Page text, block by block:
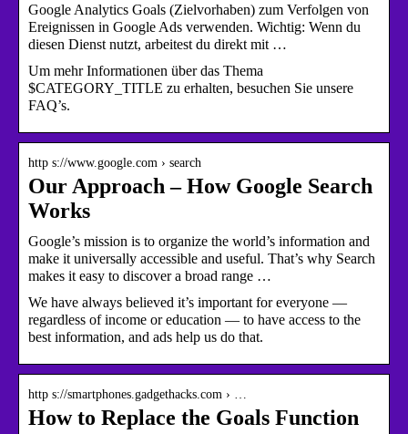
Google Analytics Goals (Zielvorhaben) zum Verfolgen von
Ereignissen in Google Ads verwenden. Wichtig: Wenn du
diesen Dienst nutzt, arbeitest du direkt mit …
Um mehr Informationen über das Thema
$CATEGORY_TITLE zu erhalten, besuchen Sie unsere
FAQ’s.
http s://www.google.com › search
Our Approach – How Google Search
Works
Google’s mission is to organize the world’s information and
make it universally accessible and useful. That’s why Search
makes it easy to discover a broad range …
We have always believed it’s important for everyone —
regardless of income or education — to have access to the
best information, and ads help us do that.
http s://smartphones.gadgethacks.com › …
How to Replace the Goals Function